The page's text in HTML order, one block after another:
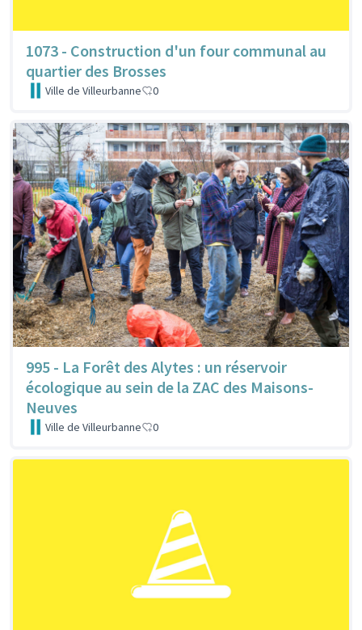
1073 - Construction d'un four communal au
quartier des Brosses
Ville de Villeurbanne 0
995 - La Forêt des Alytes : un réservoir
écologique au sein de la ZAC des Maisons-
Neuves
Ville de Villeurbanne 0